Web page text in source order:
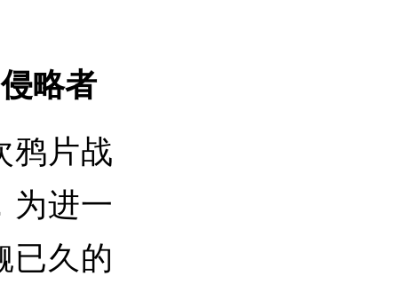
略者
片战
为进一
已久的